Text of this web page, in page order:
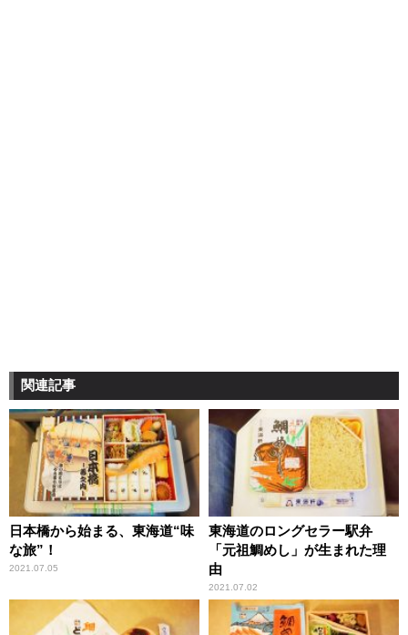
関連記事
日本橋から始まる、東海道“味
な旅”！
2021.07.05
東海道のロングセラー駅弁
「元祖鯛めし」が生まれた理
由
2021.07.02